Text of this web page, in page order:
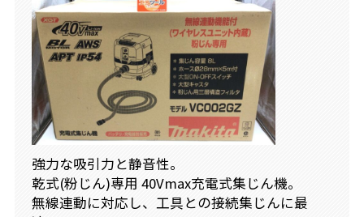
強力な吸引力と静音性。
乾式(粉じん)専用 40Vmax充電式集じん機。
無線連動に対応し、工具との接続集じんに最